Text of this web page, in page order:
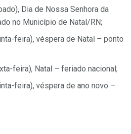
Dia de Nossa Senhora da
no Município de Natal/RN;
feira), véspera de Natal – ponto
feira), Natal – feriado nacional;
feira), véspera de ano novo –